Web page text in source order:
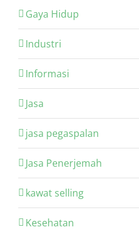
Gaya Hidup
Industri
Informasi
Jasa
jasa pegaspalan
Jasa Penerjemah
kawat selling
Kesehatan